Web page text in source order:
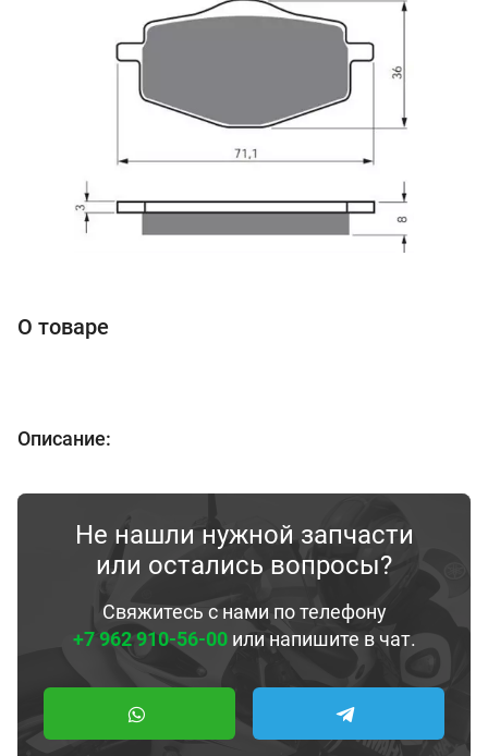
О товаре
Описание:
Не нашли нужной запчасти
или остались вопросы?
Свяжитесь с нами по телефону
+7 962 910-56-00или напишите в чат.